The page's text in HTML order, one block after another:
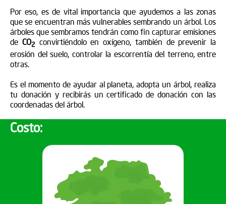
Por eso, es de vital importancia que ayudemos a las zonas
que se encuentran más vulnerables sembrando un árbol. Los
árboles que sembramos tendrán como fin capturar emisiones
de CO2convirtiéndolo en oxígeno, también de prevenir la
erosión del suelo, controlar la escorrentía del terreno, entre
otras.
Es el momento de ayudar al planeta, adopta un árbol, realiza
tu donación y recibirás un certificado de donación con las
coordenadas del árbol.
Costo: